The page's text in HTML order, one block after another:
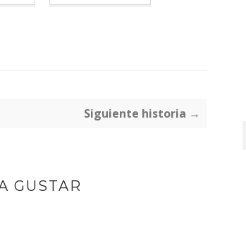
Siguiente historia →
GUSTAR